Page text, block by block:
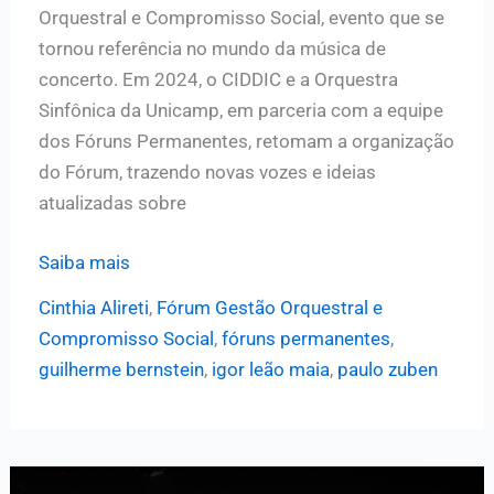
Orquestral e Compromisso Social, evento que se
tornou referência no mundo da música de
concerto. Em 2024, o CIDDIC e a Orquestra
Sinfônica da Unicamp, em parceria com a equipe
dos Fóruns Permanentes, retomam a organização
do Fórum, trazendo novas vozes e ideias
atualizadas sobre
Fórum
Compromisso
Saiba mais
Cinthia Alireti, Fórum Gestão Orquestral e
Compromisso Social , fóruns permanentes,
guilherme bernstein, igor leão maia, paulo zuben